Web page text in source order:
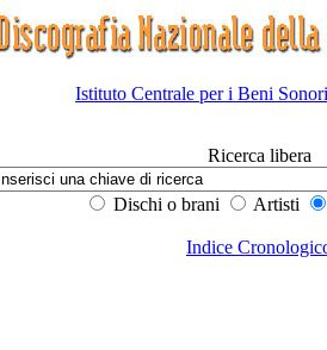
Istituto Centrale per i Beni
Ricerca libera
Dischi o brani Artisti
Indice